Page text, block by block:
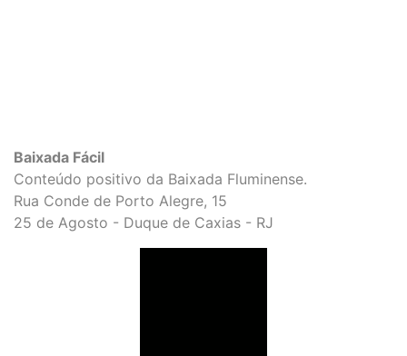
Baixada Fácil
Conteúdo positivo da Baixada Fluminense.
Rua Conde de Porto Alegre, 15
25 de Agosto - Duque de Caxias - RJ